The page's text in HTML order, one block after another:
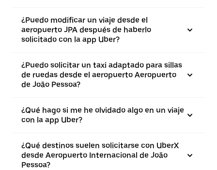
¿Puedo modificar un viaje desde el
aeropuerto JPA después de haberlo
solicitado con la app Uber?
¿Puedo solicitar un taxi adaptado para sillas
de ruedas desde el aeropuerto Aeropuerto
de João Pessoa?
¿Qué hago si me he olvidado algo en un viaje
con la app Uber?
¿Qué destinos suelen solicitarse con UberX
desde Aeropuerto Internacional de João
Pessoa?